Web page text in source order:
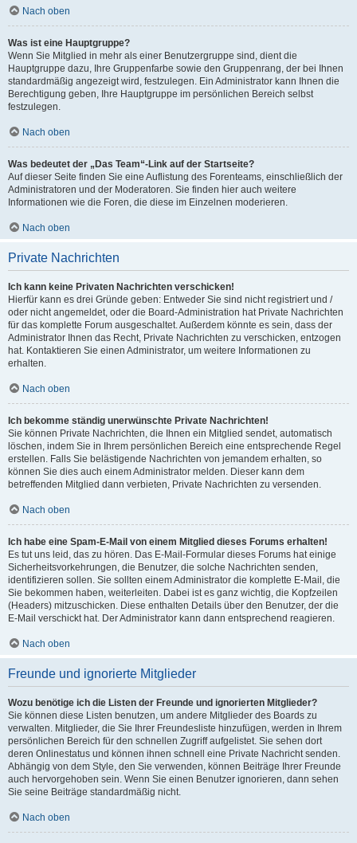
Nach oben
Was ist eine Hauptgruppe?
Wenn Sie Mitglied in mehr als einer Benutzergruppe sind, dient die
Hauptgruppe dazu, Ihre Gruppenfarbe sowie den Gruppenrang, der bei Ihnen
standardmäßig angezeigt wird, festzulegen. Ein Administrator kann Ihnen die
Berechtigung geben, Ihre Hauptgruppe im persönlichen Bereich selbst
festzulegen.
Nach oben
Was bedeutet der „Das Team“-Link auf der Startseite?
Auf dieser Seite finden Sie eine Auflistung des Forenteams, einschließlich der
Administratoren und der Moderatoren. Sie finden hier auch weitere
Informationen wie die Foren, die diese im Einzelnen moderieren.
Nach oben
Private Nachrichten
Ich kann keine Privaten Nachrichten verschicken!
Hierfür kann es drei Gründe geben: Entweder Sie sind nicht registriert und /
oder nicht angemeldet, oder die Board-Administration hat Private Nachrichten
für das komplette Forum ausgeschaltet. Außerdem könnte es sein, dass der
Administrator Ihnen das Recht, Private Nachrichten zu verschicken, entzogen
hat. Kontaktieren Sie einen Administrator, um weitere Informationen zu
erhalten.
Nach oben
Ich bekomme ständig unerwünschte Private Nachrichten!
Sie können Private Nachrichten, die Ihnen ein Mitglied sendet, automatisch
löschen, indem Sie in Ihrem persönlichen Bereich eine entsprechende Regel
erstellen. Falls Sie belästigende Nachrichten von jemandem erhalten, so
können Sie dies auch einem Administrator melden. Dieser kann dem
betreffenden Mitglied dann verbieten, Private Nachrichten zu versenden.
Nach oben
Ich habe eine Spam-E-Mail von einem Mitglied dieses Forums erhalten!
Es tut uns leid, das zu hören. Das E-Mail-Formular dieses Forums hat einige
Sicherheitsvorkehrungen, die Benutzer, die solche Nachrichten senden,
identifizieren sollen. Sie sollten einem Administrator die komplette E-Mail, die
Sie bekommen haben, weiterleiten. Dabei ist es ganz wichtig, die Kopfzeilen
(Headers) mitzuschicken. Diese enthalten Details über den Benutzer, der die
E-Mail verschickt hat. Der Administrator kann dann entsprechend reagieren.
Nach oben
Freunde und ignorierte Mitglieder
Wozu benötige ich die Listen der Freunde und ignorierten Mitglieder?
Sie können diese Listen benutzen, um andere Mitglieder des Boards zu
verwalten. Mitglieder, die Sie Ihrer Freundesliste hinzufügen, werden in Ihrem
persönlichen Bereich für den schnellen Zugriff aufgelistet. Sie sehen dort
deren Onlinestatus und können ihnen schnell eine Private Nachricht senden.
Abhängig von dem Style, den Sie verwenden, können Beiträge Ihrer Freunde
auch hervorgehoben sein. Wenn Sie einen Benutzer ignorieren, dann sehen
Sie seine Beiträge standardmäßig nicht.
Nach oben